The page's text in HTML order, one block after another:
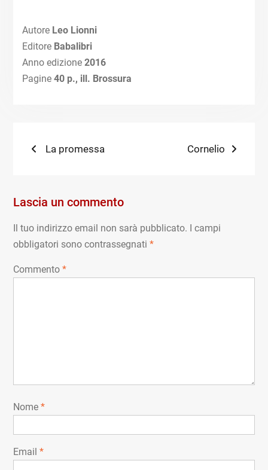
Autore Leo Lionni
Editore Babalibri
Anno edizione 2016
Pagine40 p., ill. Brossura
Navigazione
Previous
La promessa
Next
Cornelio
Lascia un commento
Il tuo indirizzo email non sarà pubblicato.
I campi
obbligatori sono contrassegnati *
Commento *
Nome *
Email *